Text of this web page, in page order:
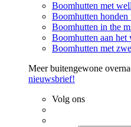
Boomhutten met
Boomhutten honden
Boomhutten in the
Boomhutten aan het
Boomhutten met
Meer buitengewone
nieuwsbrief!
Volg ons